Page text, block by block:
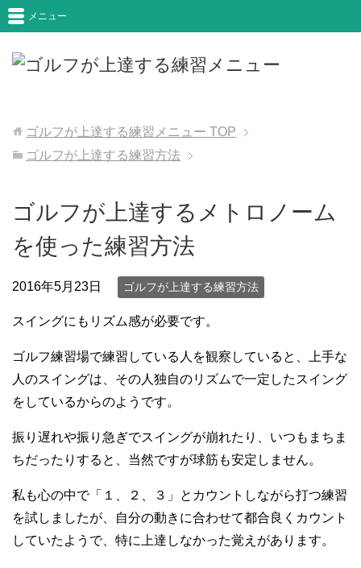
メニュー
ゴルフが上達する練習メニュー TOP
ゴルフが上達する練習方法
ゴルフが上達するメトロノーム
を使った練習方法
2016年5月23日 ゴルフが上達する練習方法
スイングにもリズム感が必要です。
ゴルフ練習場で練習している人を観察していると、上手な
人のスイングは、その人独自のリズムで一定したスイング
をしているからのようです。
振り遅れや振り急ぎでスイングが崩れたり、いつもまちま
ちだったりすると、当然ですが球筋も安定しません。
私も心の中で「１、２、３」とカウントしながら打つ練習
を試しましたが、自分の動きに合わせて都合良くカウント
していたようで、特に上達しなかった覚えがあります。